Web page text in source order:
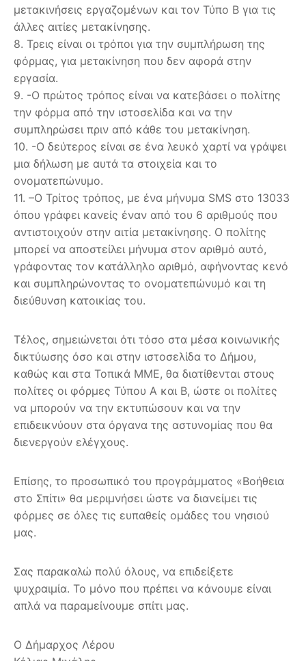
μετακινήσεις εργαζομένων και τον Τύπο Β για τις
άλλες αιτίες μετακίνησης.
8. Τρεις είναι οι τρόποι για την συμπλήρωση της
φόρμας, για μετακίνηση που δεν αφορά στην
εργασία.
9. -Ο πρώτος τρόπος είναι να κατεβάσει ο πολίτης
την φόρμα από την ιστοσελίδα και να την
συμπληρώσει πριν από κάθε του μετακίνηση.
10. -Ο δεύτερος είναι σε ένα λευκό χαρτί να γράψει
μια δήλωση με αυτά τα στοιχεία και το
ονοματεπώνυμο.
11. –Ο Τρίτος τρόπος, με ένα μήνυμα SMS στο 13033
όπου γράφει κανείς έναν από του 6 αριθμούς που
αντιστοιχούν στην αιτία μετακίνησης. Ο πολίτης
μπορεί να αποστείλει μήνυμα στον αριθμό αυτό,
γράφοντας τον κατάλληλο αριθμό, αφήνοντας κενό
και συμπληρώνοντας το ονοματεπώνυμό και τη
διεύθυνση κατοικίας του.
Τέλος, σημειώνεται ότι τόσο στα μέσα κοινωνικής
δικτύωσης όσο και στην ιστοσελίδα το Δήμου,
καθώς και στα Τοπικά ΜΜΕ, θα διατίθενται στους
πολίτες οι φόρμες Τύπου Α και Β, ώστε οι πολίτες
να μπορούν να την εκτυπώσουν και να την
επιδεικνύουν στα όργανα της αστυνομίας που θα
διενεργούν ελέγχους.
Επίσης, το προσωπικό του προγράμματος «Βοήθεια
στο Σπίτι» θα μεριμνήσει ώστε να διανείμει τις
φόρμες σε όλες τις ευπαθείς ομάδες του νησιού
μας.
Σας παρακαλώ πολύ όλους, να επιδείξετε
ψυχραιμία. Το μόνο που πρέπει να κάνουμε είναι
απλά να παραμείνουμε σπίτι μας.
Ο Δήμαρχος Λέρου